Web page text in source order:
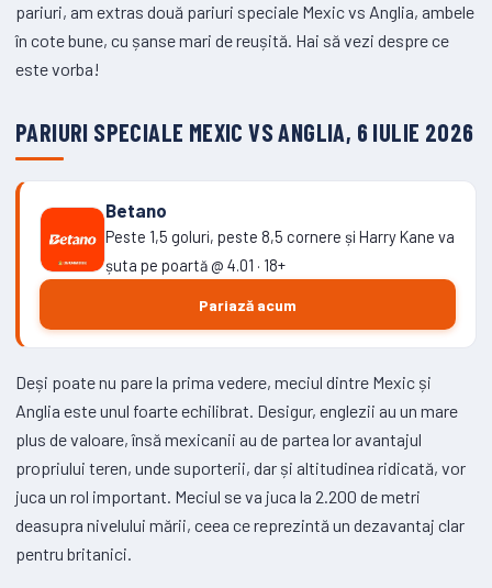
pariuri, am extras două pariuri speciale Mexic vs Anglia, ambele
în cote bune, cu șanse mari de reușită. Hai să vezi despre ce
este vorba!
PARIURI SPECIALE MEXIC VS ANGLIA, 6 IULIE 2026
Betano
Peste 1,5 goluri, peste 8,5 cornere și Harry Kane va
șuta pe poartă @ 4.01 · 18+
Pariază acum
Deși poate nu pare la prima vedere, meciul dintre Mexic și
Anglia este unul foarte echilibrat. Desigur, englezii au un mare
plus de valoare, însă mexicanii au de partea lor avantajul
propriului teren, unde suporterii, dar și altitudinea ridicată, vor
juca un rol important. Meciul se va juca la 2.200 de metri
deasupra nivelului mării, ceea ce reprezintă un dezavantaj clar
pentru britanici.